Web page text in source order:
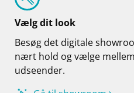
Vælg dit look
Besøg det digitale
nært hold og vælge
udseender.